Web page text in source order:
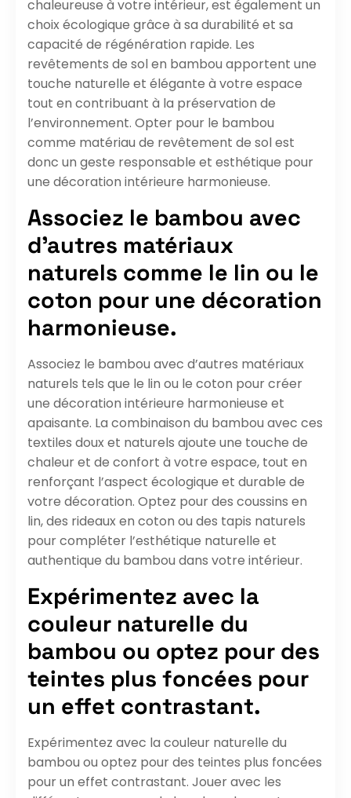
chaleureuse à votre intérieur, est également un
choix écologique grâce à sa durabilité et sa
capacité de régénération rapide. Les
revêtements de sol en bambou apportent une
touche naturelle et élégante à votre espace
tout en contribuant à la préservation de
l’environnement. Opter pour le bambou
comme matériau de revêtement de sol est
donc un geste responsable et esthétique pour
une décoration intérieure harmonieuse.
Associez le bambou avec
d’autres matériaux
naturels comme le lin ou le
coton pour une décoration
harmonieuse.
Associez le bambou avec d’autres matériaux
naturels tels que le lin ou le coton pour créer
une décoration intérieure harmonieuse et
apaisante. La combinaison du bambou avec ces
textiles doux et naturels ajoute une touche de
chaleur et de confort à votre espace, tout en
renforçant l’aspect écologique et durable de
votre décoration. Optez pour des coussins en
lin, des rideaux en coton ou des tapis naturels
pour compléter l’esthétique naturelle et
authentique du bambou dans votre intérieur.
Expérimentez avec la
couleur naturelle du
bambou ou optez pour des
teintes plus foncées pour
un effet contrastant.
Expérimentez avec la couleur naturelle du
bambou ou optez pour des teintes plus foncées
pour un effet contrastant. Jouer avec les